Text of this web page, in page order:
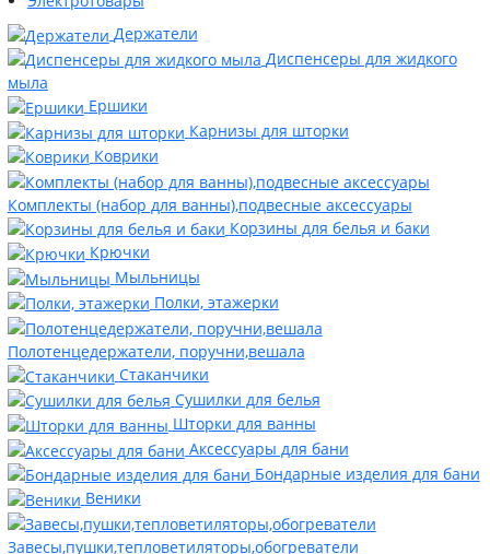
Держатели
Диспенсеры для жидкого
мыла
Ершики
Карнизы для шторки
Коврики
Комплекты (набор для ванны),подвесные аксессуары
Корзины для белья и баки
Крючки
Мыльницы
Полки, этажерки
Полотенцедержатели, поручни,вешала
Стаканчики
Сушилки для белья
Шторки для ванны
Аксессуары для бани
Бондарные изделия для бани
Веники
Завесы,пушки,тепловетиляторы,обогреватели